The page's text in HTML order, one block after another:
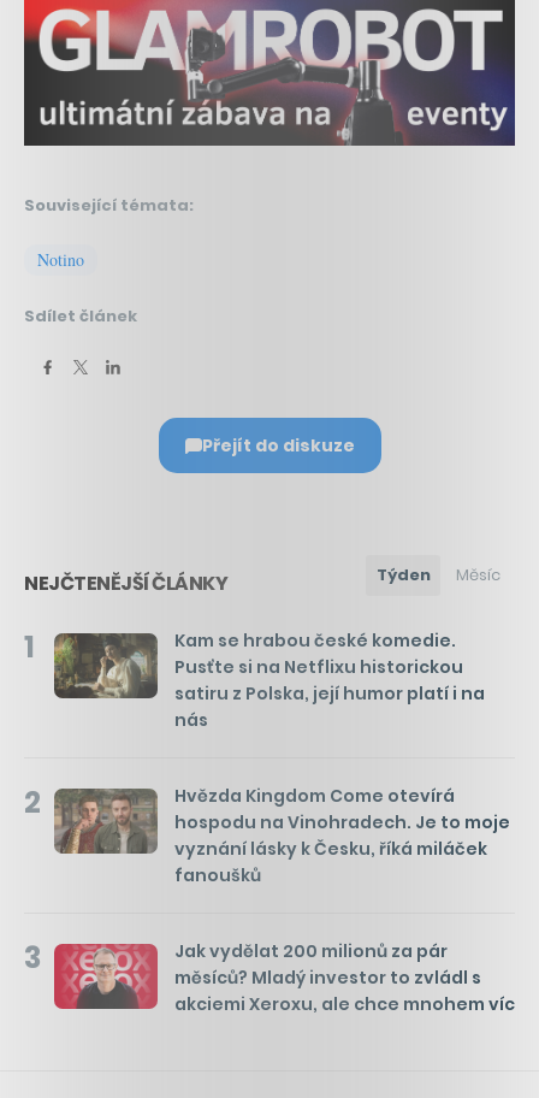
Související témata:
Notino
Sdílet článek
Přejít do diskuze
NEJČTENĚJŠÍ ČLÁNKY Týden Měsíc
1
Kam se hrabou české komedie.
Pusťte si na Netflixu historickou
satiru z Polska, její humor platí i na
nás
2
Hvězda Kingdom Come otevírá
hospodu na Vinohradech. Je to moje
vyznání lásky k Česku, říká miláček
fanoušků
3
Jak vydělat 200 milionů za pár
měsíců? Mladý investor to zvládl s
akciemi Xeroxu, ale chce mnohem víc